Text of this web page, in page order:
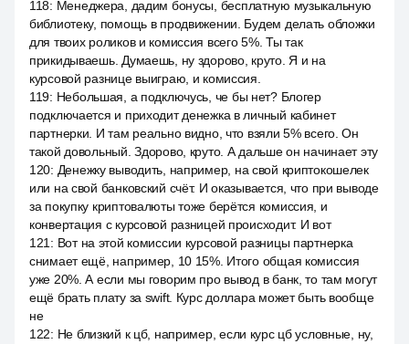
118: Менеджера, дадим бонусы, бесплатную музыкальную
библиотеку, помощь в продвижении. Будем делать обложки
для твоих роликов и комиссия всего 5%. Ты так
прикидываешь. Думаешь, ну здорово, круто. Я и на
курсовой разнице выиграю, и комиссия.
119: Небольшая, а подключусь, че бы нет? Блогер
подключается и приходит денежка в личный кабинет
партнерки. И там реально видно, что взяли 5% всего. Он
такой довольный. Здорово, круто. А дальше он начинает эту
120: Денежку выводить, например, на свой криптокошелек
или на свой банковский счёт. И оказывается, что при выводе
за покупку криптовалюты тоже берётся комиссия, и
конвертация с курсовой разницей происходит. И вот
121 : Вот на этой комиссии курсовой разницы партнерка
снимает ещё, например, 10 15%. Итого общая комиссия
уже 20%. А если мы говорим про вывод в банк, то там могут
ещё брать плату за swift. Курс доллара может быть вообще
не
122: Не близкий к цб, например, если курс цб условные, ну,